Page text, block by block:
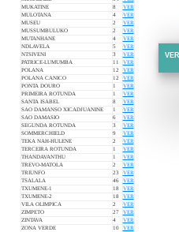
MUKATINE
8
VER
MULOTANA
4
VER
MUSEU
2
VER
MUSSUMBULUKO
2
VER
MUTANHANE
4
VER
NDLAVELA
5
VER
NTSIVENI
3
VER
PATRICE-LUMUMBA
11
VER
POLANA
12
VER
POLANA CANICO
12
VER
PONTA DOURO
1
VER
PRIMEIRA ROTUNDA
1
VER
SANTA ISABEL
8
VER
SAO DAMANSO XICADJUANINE
1
VER
SAO DAMASIO
6
VER
SEGUNDA ROTUNDA
3
VER
SOMMERCHIELD
9
VER
TEKA NAH-HULENE
2
VER
TERCEIRA ROTUNDA
1
VER
THANDAVANTHU
1
VER
TREVO-MATOLA
2
VER
TRIUNFO
23
VER
TSALALA
46
VER
TXUMENE-1
18
VER
TXUMENE-2
18
VER
VILA OLIMPICA
2
VER
ZIMPETO
27
VER
ZINTAVA
4
VER
ZONA VERDE
10 VER